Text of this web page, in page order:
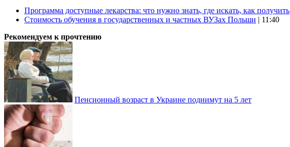
Программа доступные лекарства: что нужно знать, где искать, как получить
Стоимость обучения в государственных и частных ВУЗах Польши | 11:40
Рекомендуем к прочтению
Пенсионный возраст в Украине поднимут на 5 лет